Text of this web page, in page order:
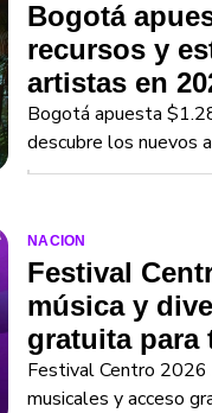
Bogotá
recursos y
artistas en
Bogotá apuesta
descubre los nuevos
NACION
Festival
música y
gratuita para
Festival Centro 2026
musicales y acceso